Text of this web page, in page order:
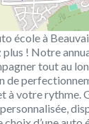
école à
! Notre
tout au
de
à votre rythme.